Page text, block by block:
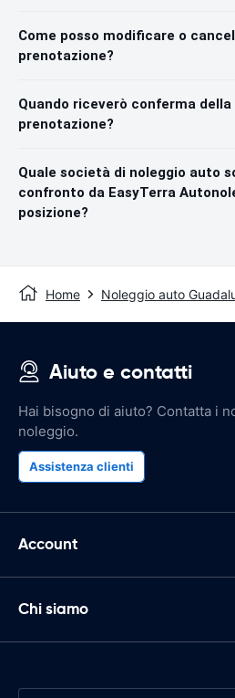
Come posso modificare o
prenotazione?
Quando riceverò conferma della
prenotazione?
Quale società di noleggio auto
confronto da EasyTerra
posizione?
Home Noleggio auto
Aiuto e contatti
Hai bisogno di aiuto? Contatta i
noleggio.
Assistenza clienti
Account
Chi siamo